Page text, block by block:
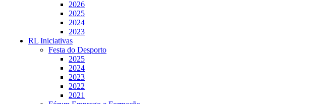
2026
2025
2024
2023
RL Iniciativas
Festa do Desporto
2025
2024
2023
2022
2021